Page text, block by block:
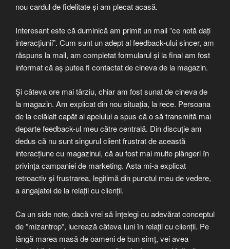
nou cardul de fidelitate și am plecat acasă.
Interesant este că duminică am primit un mail ”ce notă dați
interacțiunii”. Cum sunt un adept al feedback-ului sincer, am
răspuns la mail, am completat formularul și la final am fost
informat că aș putea fi contactat de cineva de la magazin.
Și câteva ore mai târziu, chiar am fost sunat de cineva de
la magazin. Am explicat din nou situația, la rece. Persoana
de la celălalt capăt al apelului a spus că o să transmită mai
departe feedback-ul meu către centrală. Din discuție am
dedus că nu sunt singurul client frustrat de această
interacțiune cu magazinul, că au fost mai multe plângeri în
privința campaniei de marketing. Asta mi-a explicat
retroactiv și frustrarea, legitimă din punctul meu de vedere,
a angajatei de la relații cu clienții.
Ca un side note, dacă vrei să înțelegi cu adevărat conceptul
de ”mizantrop”, lucrează câteva luni în relații cu clienții. Pe
lângă marea masă de oameni de bun simț, vei avea